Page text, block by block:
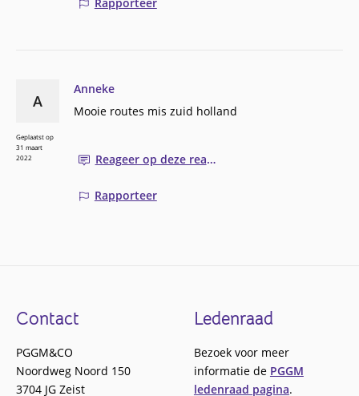
Anneke
Mooie routes mis zuid holland
Reageer op deze reactie
Rapporteer
A
Geplaatst op
31 maart
2022
Footer
Contact
PGGM&CO
Noordweg Noord 150
3704 JG Zeist
Ledenraad
Bezoek voor meer
informatie de PGGM
ledenraad pagina.